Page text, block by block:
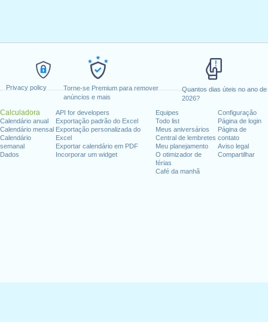
Privacy policy
Torne-se Premium para remover
anúncios e mais
Quantos dias úteis no ano de
2026?
Calculadora
Calendário anual
Calendário mensal
Calendário
semanal
Dados
API for developers
Exportação padrão do Excel
Exportação personalizada do
Excel
Exportar calendário em PDF
Incorporar um widget
Equipes
Todo list
Meus aniversários
Central de lembretes
Meu planejamento
O otimizador de
férias
Café da manhã
Configuração
Página de login
Página de
contato
Aviso legal
Compartilhar